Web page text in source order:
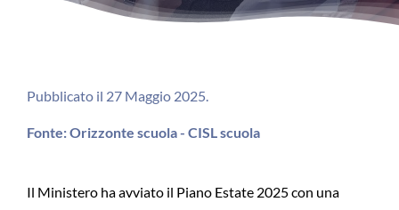
Pubblicato il 27 Maggio 2025.
Fonte: Orizzonte scuola - CISL scuola
Il Ministero ha avviato il Piano Estate 2025 con una